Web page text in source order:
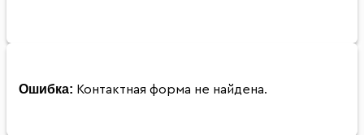
Ошибка: Контактная форма не найдена.